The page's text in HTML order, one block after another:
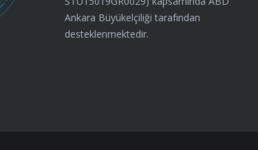
Ankara Büyükelçiliği tarafından
desteklenmektedir.